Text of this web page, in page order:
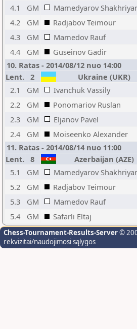
4.1
GM Mamedyarov Shakhriyar
4.2
GM Radjabov Teimour
4.3
GM Mamedov Rauf
4.4
GM Guseinov Gadir
10. Ratas - 2014/08/12 nuo 14:00
Lent.
2 Ukraine (UKR)
2.1
GM Ivanchuk Vassily
2.2
GM Ponomariov Ruslan
2.3
GM Eljanov Pavel
2.4
GM Moiseenko Alexander
11. Ratas - 2014/08/14 nuo 11:00
Lent.
8 Azerbaijan (AZE)
5.1
GM Mamedyarov Shakhriyar
5.2
GM Radjabov Teimour
5.3
GM Mamedov Rauf
5.4
GM Safarli Eltaj
Chess-Tournament-Results-Server©
rekvizitai/naudojimosi sąlygos